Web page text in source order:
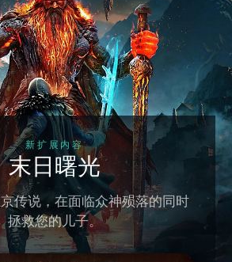
新扩展内容
末日曙光
传说，在面临众神殒落的同时
拯救您的儿子。